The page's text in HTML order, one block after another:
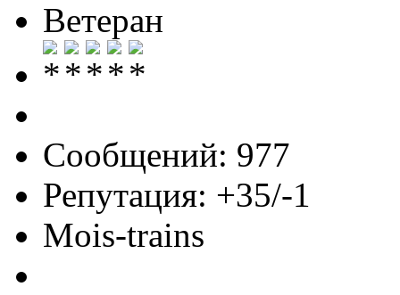
Ветеран
Сообщений: 977
Репутация: +35/-1
Mois-trains